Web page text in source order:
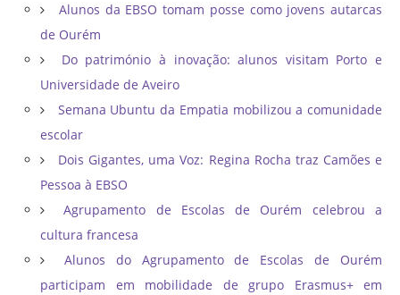
Alunos da EBSO tomam posse como jovens autarcas
de Ourém
Do património à inovação: alunos visitam Porto e
Universidade de Aveiro
Semana Ubuntu da Empatia mobilizou a comunidade
escolar
Dois Gigantes, uma Voz: Regina Rocha traz Camões e
Pessoa à EBSO
Agrupamento de Escolas de Ourém celebrou a
cultura francesa
Alunos do Agrupamento de Escolas de Ourém
participam em mobilidade de grupo Erasmus+ em